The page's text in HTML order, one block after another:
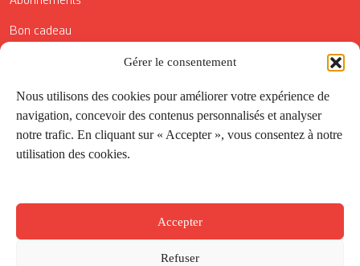
Gérer le consentement
Nous utilisons des cookies pour améliorer votre expérience de
navigation, concevoir des contenus personnalisés et analyser
notre trafic. En cliquant sur « Accepter », vous consentez à notre
utilisation des cookies.
Accepter
Refuser
Bon cadeau
Conditions générales de vente
Réductions de la Carte Côté Courrier
Application